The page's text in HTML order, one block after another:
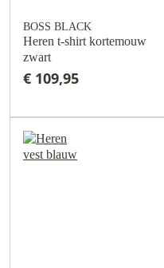
BOSS BLACK
Heren t-shirt kortemouw
zwart
€ 109,95